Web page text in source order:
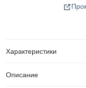
Характеристики
Описание